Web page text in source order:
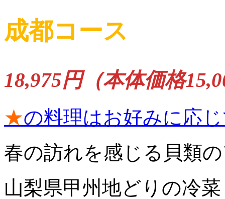
成都コース
18,975円（本体価格
★の料理はお好みに応
春の訪れを感じる貝類
山梨県甲州地どりの冷